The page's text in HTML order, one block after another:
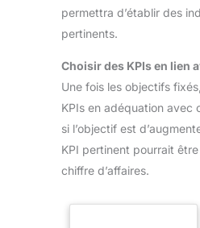
permettra d’établir des
pertinents.
Choisir des KPIs en lien
Une fois les objectifs
KPIs en adéquation avec
si l’objectif est
KPI pertinent pourrait
chiffre d’affaires.